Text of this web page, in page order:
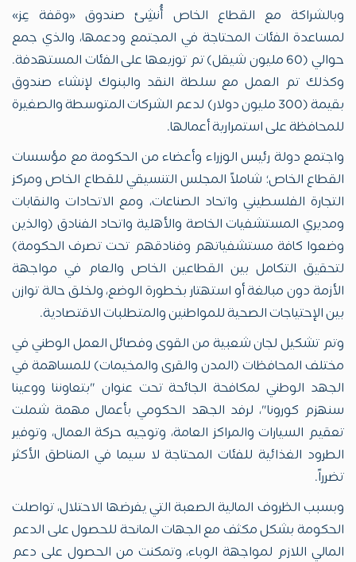
وبالشراكة مع القطاع الخاص أُنشِئ صندوق «وقفة عِز»
لمساعدة الفئات المحتاجة في المجتمع ودعمها، والذي جمع
حوالي (60 مليون شيقل) تم توزيعها على الفئات المستهدفة.
وكذلك تم العمل مع سلطة النقد والبنوك لإنشاء صندوق
بقيمة (300 مليون دولار) لدعم الشركات المتوسطة والصغيرة
للمحافظة على استمرارية أعمالها.
واجتمع دولة رئيس الوزراء وأعضاء من الحكومة مع مؤسسات
القطاع الخاص؛ شاملاً المجلس التنسيقي للقطاع الخاص ومركز
التجارة الفلسطيني واتحاد الصناعات، ومع الاتحادات والنقابات
ومديري المستشفيات الخاصة والأهلية واتحاد الفنادق (والذين
وضعوا كافة مستشفياتهم وفنادقهم تحت تصرف الحكومة)
لتحقيق التكامل بين القطاعين الخاص والعام في مواجهة
الأزمة دون مبالغة أو استهتار بخطورة الوضع، ولخلق حالة توازن
بين الإحتياجات الصحية للمواطنين والمتطلبات الاقتصادية.
وتم تشكيل لجان شعبية من القوى وفصائل العمل الوطني في
مختلف المحافظات (المدن والقرى والمخيمات) للمساهمة في
الجهد الوطني لمكافحة الجائحة تحت عنوان "بتعاوننا ووعينا
سنهزم كورونا"، لرفد الجهد الحكومي بأعمال مهمة شملت
تعقيم السيارات والمراكز العامة، وتوجيه حركة العمال، وتوفير
الطرود الغذائية للفئات المحتاجة لا سيما في المناطق الأكثر
تضرراً.
وبسبب الظروف المالية الصعبة التي يفرضها الاحتلال، تواصلت
الحكومة بشكل مكثف مع الجهات المانحة للحصول على الدعم
المالي اللازم لمواجهة الوباء، وتمكنت من الحصول على دعم